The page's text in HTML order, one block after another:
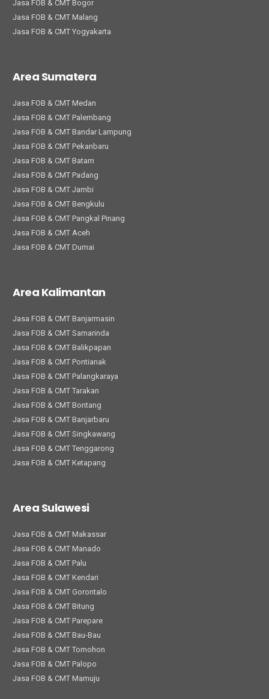
Jasa FOB & CMT Bogor
Jasa FOB & CMT Malang
Jasa FOB & CMT Yogyakarta
Area Sumatera
Jasa FOB & CMT Medan
Jasa FOB & CMT Palembang
Jasa FOB & CMT Bandar Lampung
Jasa FOB & CMT Pekanbaru
Jasa FOB & CMT Batam
Jasa FOB & CMT Padang
Jasa FOB & CMT Jambi
Jasa FOB & CMT Bengkulu
Jasa FOB & CMT Pangkal Pinang
Jasa FOB & CMT Aceh
Jasa FOB & CMT Dumai
Area Kalimantan
Jasa FOB & CMT Banjarmasin
Jasa FOB & CMT Samarinda
Jasa FOB & CMT Balikpapan
Jasa FOB & CMT Pontianak
Jasa FOB & CMT Palangkaraya
Jasa FOB & CMT Tarakan
Jasa FOB & CMT Bontang
Jasa FOB & CMT Banjarbaru
Jasa FOB & CMT Singkawang
Jasa FOB & CMT Tenggarong
Jasa FOB & CMT Ketapang
Area Sulawesi
Jasa FOB & CMT Makassar
Jasa FOB & CMT Manado
Jasa FOB & CMT Palu
Jasa FOB & CMT Kendari
Jasa FOB & CMT Gorontalo
Jasa FOB & CMT Bitung
Jasa FOB & CMT Parepare
Jasa FOB & CMT Bau-Bau
Jasa FOB & CMT Tomohon
Jasa FOB & CMT Palopo
Jasa FOB & CMT Mamuju